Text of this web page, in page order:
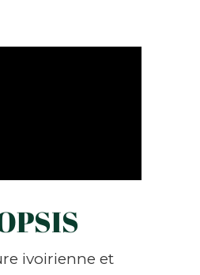
ivoirienne et